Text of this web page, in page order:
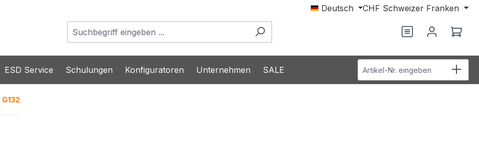
Deutsch CHF Schweizer Franken
Du hast 0
ESD Service Schulungen Konfiguratoren Unternehmen SALE Artikel-Nr. eingeben